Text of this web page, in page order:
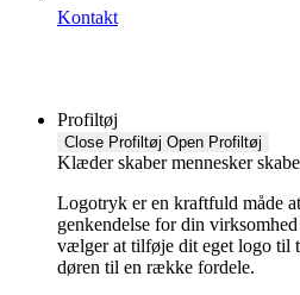
Kontakt
Profiltøj
Close Profiltøj Open Profiltøj
Klæder skaber mennesker
Logotryk er en kraftfuld måde
genkendelse for din
vælger at tilføje dit eget logo til
døren til en række fordele.